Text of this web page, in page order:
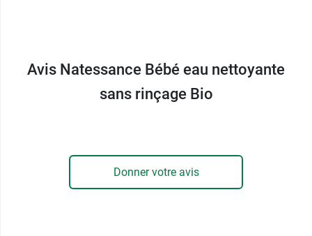
peau fragile de bébé. Elle est sans rinçage pour
minimiser les irritations de la peau.
pour l’hygiène que pour le soin, sans ingrédients
controversés. En accord avec leur démarche
Avis Natessance Bébé eau nettoyante
sans rinçage Bio
Donner votre avis